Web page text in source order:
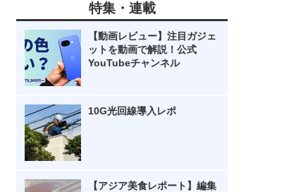
特集・連載
【動画レビュー】注目ガジェ
ットを動画で解説！公式
YouTubeチャンネル
10G光回線導入レポ
【アジア美食レポート】編集